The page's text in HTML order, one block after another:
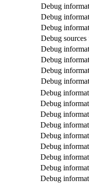
Debug
Debug
Debug
Debug
Debug
Debug
Debug
Debug
Debug
Debug
Debug
Debug
Debug
Debug
Debug
Debug
Debug